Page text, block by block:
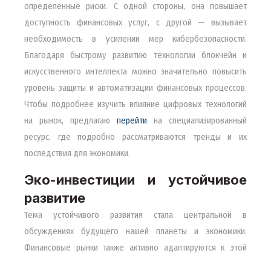
определенные риски. С одной стороны, она повышает
доступность финансовых услуг, с другой — вызывает
необходимость в усилении мер кибербезопасности.
Благодаря быстрому развитию технологии блокчейн и
искусственного интеллекта можно значительно повысить
уровень защиты и автоматизации финансовых процессов.
Чтобы подробнее изучить влияние цифровых технологий
на рынок, предлагаю перейти на специализированный
ресурс, где подробно рассматриваются тренды и их
последствия для экономики.
Эко-инвестиции и устойчивое
развитие
Тема устойчивого развития стала центральной в
обсуждениях будущего нашей планеты и экономики.
Финансовые рынки также активно адаптируются к этой